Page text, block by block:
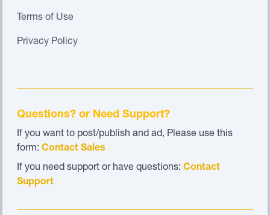
Terms of Use
Privacy Policy
Questions? or Need Support?
If you want to post/publish and ad, Please use this
form: Contact Sales
If you need support or have questions: Contact
Support